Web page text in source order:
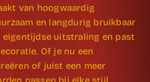
van hoogwaardig
en langdurig bruikbaar
eigentijdse uitstraling en past
Of je nu een
of juist een meer